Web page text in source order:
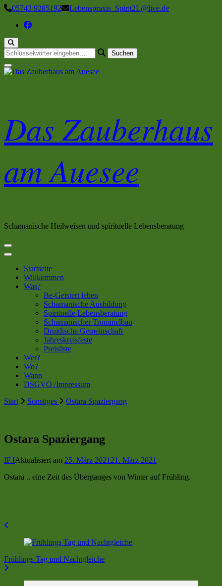
Zum
springen
05743 9285192 Lebenspraxis_Spirit2L@live.de
Suchst
du
nach
Das Zauberhaus
am Auesee
Schamanische Heilweisen und spirituelle Lebensberatung
Startseite
Willkommen
Was?
Be-Geistert leben
Schamanische Ausbildung
Spirituelle Lebensberatung
Schamanischer Trommelbau
Druidische Gemeinschaft
Jahreskreisfeste
Preisliste
Wer?
Wo?
Wann
DSGVO /Impressum
Start
Sonstiges Ostara Spaziergang
Ostara Spaziergang
IF.IAktualisiert am 25. März 2021 21. März 2021
Ostara .. eine Zeit des Überganges von Winter auf Frühling.
Beitragsnavigation
Frühlings Tag und Nachtgleiche